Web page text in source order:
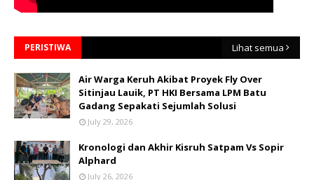
PERISTIWA Lihat semua
Air Warga Keruh Akibat Proyek Fly Over
Sitinjau Lauik, PT HKI Bersama LPM Batu
Gadang Sepakati Sejumlah Solusi
July 29, 2026
Kronologi dan Akhir Kisruh Satpam Vs Sopir
Alphard
July 26, 2026